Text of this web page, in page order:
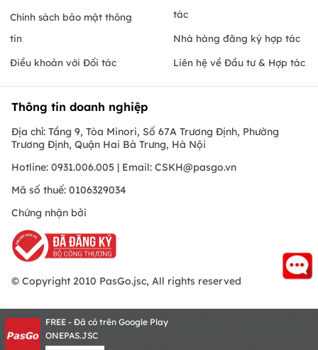
Chính sách bảo mật thông
tin
Điều khoản với Đối tác
tác
Nhà hàng đăng ký hợp tác
Liên hệ về Đầu tư & Hợp tác
Thông tin doanh nghiệp
Địa chỉ: Tầng 9, Tòa Minori, Số 67A Trương Định, Phường
Trương Định, Quận Hai Bà Trưng, Hà Nội
Hotline: 0931.006.005 | Email: CSKH@pasgo.vn
Mã số thuế: 0106329034
Chứng nhận bởi
© Copyright 2010 PasGo.jsc, All rights reserved
FREE - Đã có trên Google Play
ONEPAS.JSC